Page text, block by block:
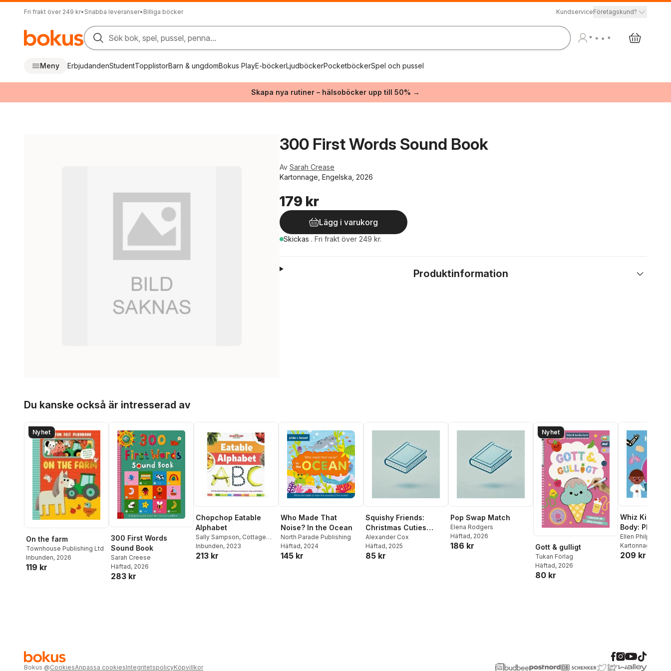
Fri frakt över 249 kr• Snabba leveranser• Billiga böcker KundserviceFöretagskund?
Sök bok, spel, pussel, penna...
Meny ErbjudandenStudentTopplistorBarn & ungdomBokus PlayE-böckerLjudböckerPocketböckerSpel och pussel
Skapa nya rutiner – hälsoböcker upp till 50% →
300 First Words Sound Book
Av Sarah Crease
Kartonnage, Engelska, 2026
179 kr
Lägg i varukorg
Skickas . Fri frakt över 249 kr.
Produktinformation
Du kanske också är intresserad av
Nyhet
On the farm
Townhouse Publishing Ltd
Inbunden, 2026
119 kr
300 First Words
Sound Book
Sarah Creese
Häftad, 2026
283 kr
Chopchop Eatable
Alphabet
Sally Sampson, Cottage
Door Press
Inbunden, 2023
213 kr
Who Made That
Noise? In the Ocean
North Parade Publishing
Häftad, 2024
145 kr
Squishy Friends:
Christmas Cuties
Activity Book
Alexander Cox
Häftad, 2025
85 kr
Pop Swap Match
Elena Rodgers
Häftad, 2026
186 kr
Nyhet
Gott & gulligt
Tukan Förlag
Häftad, 2026
80 kr
Whiz Kids:
Body: Play-
Concepts for
Learners
Ellen Philpott
Kartonnage
209 kr
Bokus @CookiesAnpassa cookiesIntegritetspolicyKöpvillkor